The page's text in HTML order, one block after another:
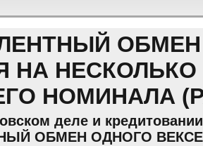
НА
НОМИНАЛА
деле и кредитовании
ОБМЕН ОДНОГО